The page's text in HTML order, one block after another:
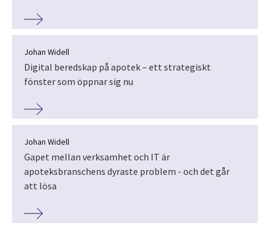
Johan Widell
Digital beredskap på apotek – ett strategiskt
fönster som öppnar sig nu
Johan Widell
Gapet mellan verksamhet och IT är
apoteksbranschens dyraste problem - och det går
att lösa